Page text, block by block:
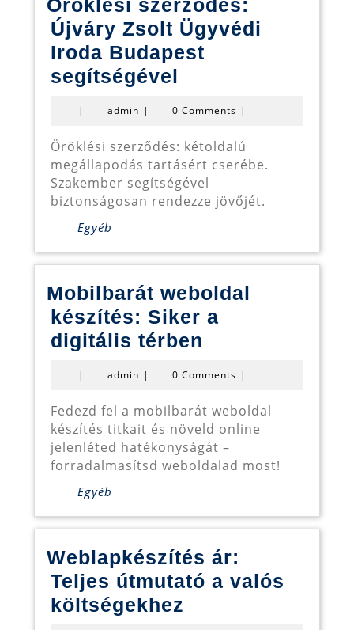
Öröklési szerződés:
Újváry Zsolt Ügyvédi
Iroda Budapest
segítségével
Újváry
Zsolt
Ügyvédi
Iroda
| admin admin
| 0 Comments |
Öröklési szerződés: kétoldalú
megállapodás tartásért cserébe.
Szakember segítségével
biztonságosan rendezze jövőjét.
Egyéb
Mobilbarát weboldal
készítés: Siker a
digitális térben
készítés:
Siker
a
digitális
| admin admin
| 0 Comments |
Fedezd fel a mobilbarát weboldal
készítés titkait és növeld online
jelenléted hatékonyságát –
forradalmasítsd weboldalad most!
Egyéb
Weblapkészítés ár:
Teljes útmutató a valós
költségekhez